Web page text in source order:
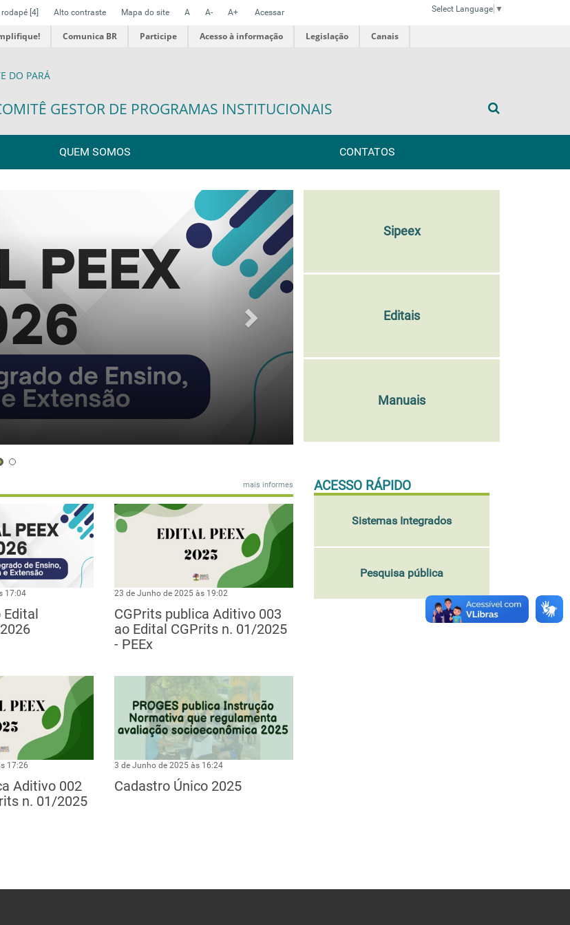
rodapé [4] Alto contraste Mapa do site A A- A+ Acessar Select Language ▼
Comunica BR Participe Acesso à informação Legislação Canais
DO PARÁ
GESTOR DE PROGRAMAS INSTITUCIONAIS
QUEM SOMOS CONTATOS
Next
Sipeex
Editais
Manuais
mais informes
17:04
Edital
23 de Junho de 2025 às 19:02
CGPrits publica Aditivo 003
ao Edital CGPrits n. 01/2025
- PEEx
17:26
Aditivo 002
n. 01/2025
3 de Junho de 2025 às 16:24
Cadastro Único 2025
ACESSO RÁPIDO
Sistemas Integrados
Pesquisa pública